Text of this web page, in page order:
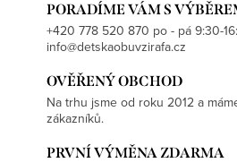
Chlapecká obuv na
šněrování
FITgo kolečkem
Chlapecká obuv s
přeskou
PORADÍME VÁM S
+420 778 520 870 po - pá 9:30-
info@detskaobuvzirafa.cz
OVĚŘENÝ OBCHOD
Na trhu jsme od roku 2012 a
zákazníků.
PRVNÍ VÝMĚNA ZDARMA